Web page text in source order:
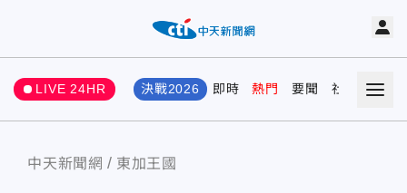
LIVE 24HR 決戰2026 即時 熱門 要聞 社會 娛樂
中天新聞網 東加王國